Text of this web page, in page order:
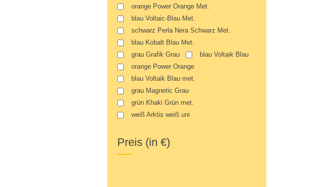
orange Power Orange Met.
blau Voltaic-Blau Met.
schwarz Perla Nera Schwarz Met.
blau Kobalt Blau Met.
grau Grafik Grau
blau Voltaik Blau
orange Power Orange
blau Voltaik Blau met.
grau Magnetic Grau
grün Khaki Grün met.
weiß Arktis weiß uni
Preis (in €)